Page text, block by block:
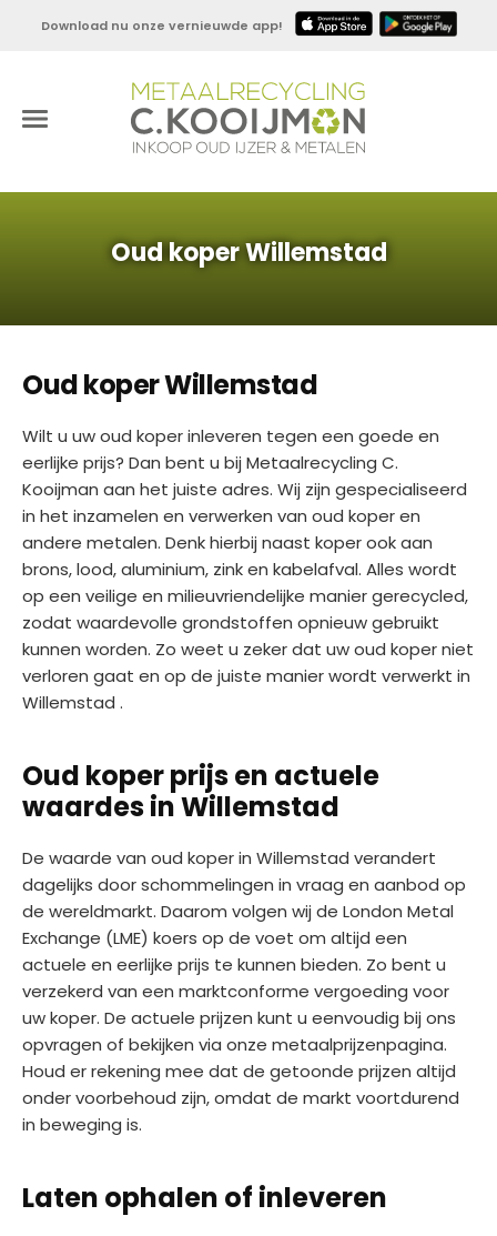
Download nu onze vernieuwde app!
Oud koper Willemstad
Oud koper Willemstad
Wilt u uw oud koper inleveren tegen een goede en
eerlijke prijs? Dan bent u bij Metaalrecycling C.
Kooijman aan het juiste adres. Wij zijn gespecialiseerd
in het inzamelen en verwerken van oud koper en
andere metalen. Denk hierbij naast koper ook aan
brons, lood, aluminium, zink en kabelafval. Alles wordt
op een veilige en milieuvriendelijke manier gerecycled,
zodat waardevolle grondstoffen opnieuw gebruikt
kunnen worden. Zo weet u zeker dat uw oud koper niet
verloren gaat en op de juiste manier wordt verwerkt in
Willemstad .
Oud koper prijs en actuele
waardes in Willemstad
De waarde van oud koper in Willemstad verandert
dagelijks door schommelingen in vraag en aanbod op
de wereldmarkt. Daarom volgen wij de London Metal
Exchange (LME) koers op de voet om altijd een
actuele en eerlijke prijs te kunnen bieden. Zo bent u
verzekerd van een marktconforme vergoeding voor
uw koper. De actuele prijzen kunt u eenvoudig bij ons
opvragen of bekijken via onze metaalprijzenpagina.
Houd er rekening mee dat de getoonde prijzen altijd
onder voorbehoud zijn, omdat de markt voortdurend
in beweging is.
Laten ophalen of inleveren